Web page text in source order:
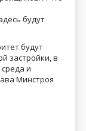
будут
будут
застройки, в
и
Минстроя